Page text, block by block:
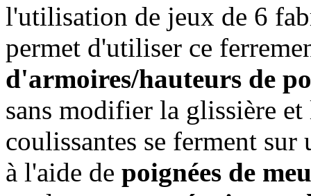
l'utilisation de jeux de 6
permet d'utiliser ce
d'armoires/hauteurs de
sans modifier la glissière
coulissantes se ferment
à l'aide de poignées de